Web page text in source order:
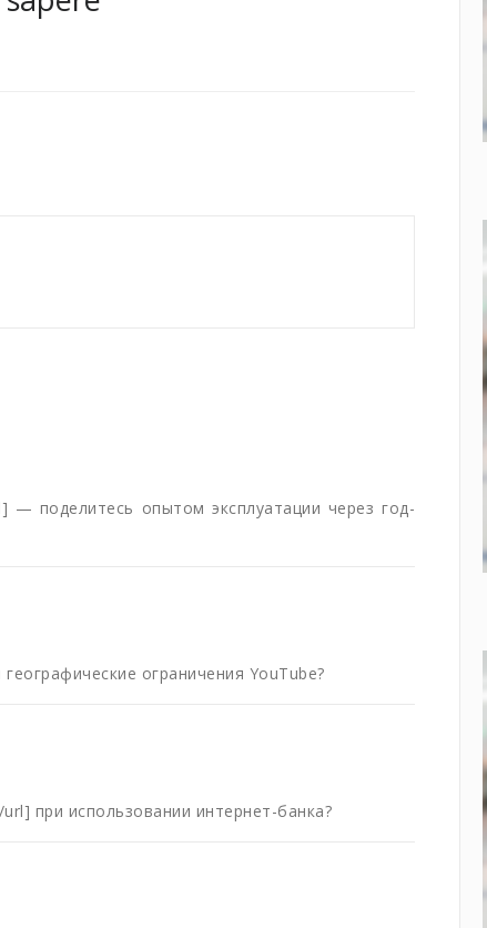
— поделитесь опытом эксплуатации через год-
ограничения YouTube?
при использовании интернет-банка?